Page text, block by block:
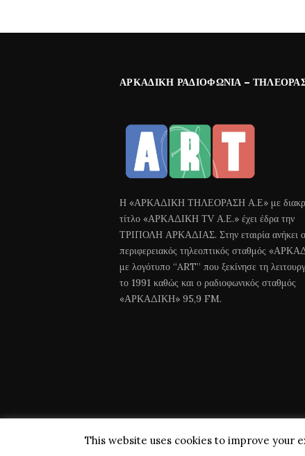
ΑΡΚΑΔΙΚΉ ΡΑΔΙΟΦΩΝΊΑ –
Η «ΑΡΚΑΔΙΚΗ ΤΗΛΕΟΡΑΣΗ Α.Ε» με
τίτλο «ΑΡΚΑΔΙΚΗ ΤV Α.Ε.» έχει έδρα την
ΤΡΙΠΟΛΗ ΑΡΚΑΔΙΑΣ. Στην εταιρία ανήκει ο
περιφερειακός τηλεοπτικός σταθμός
με λογότυπο “ART” που ξεκίνησε τη
το 1991 καθώς και ο ραδιοφωνικός σταθμός
«ΑΡΚΑΔΙΚΗ» 95,9 FM.
Arkadiki TV © 2018 All Rights Reserved
This website uses cookies to improve your